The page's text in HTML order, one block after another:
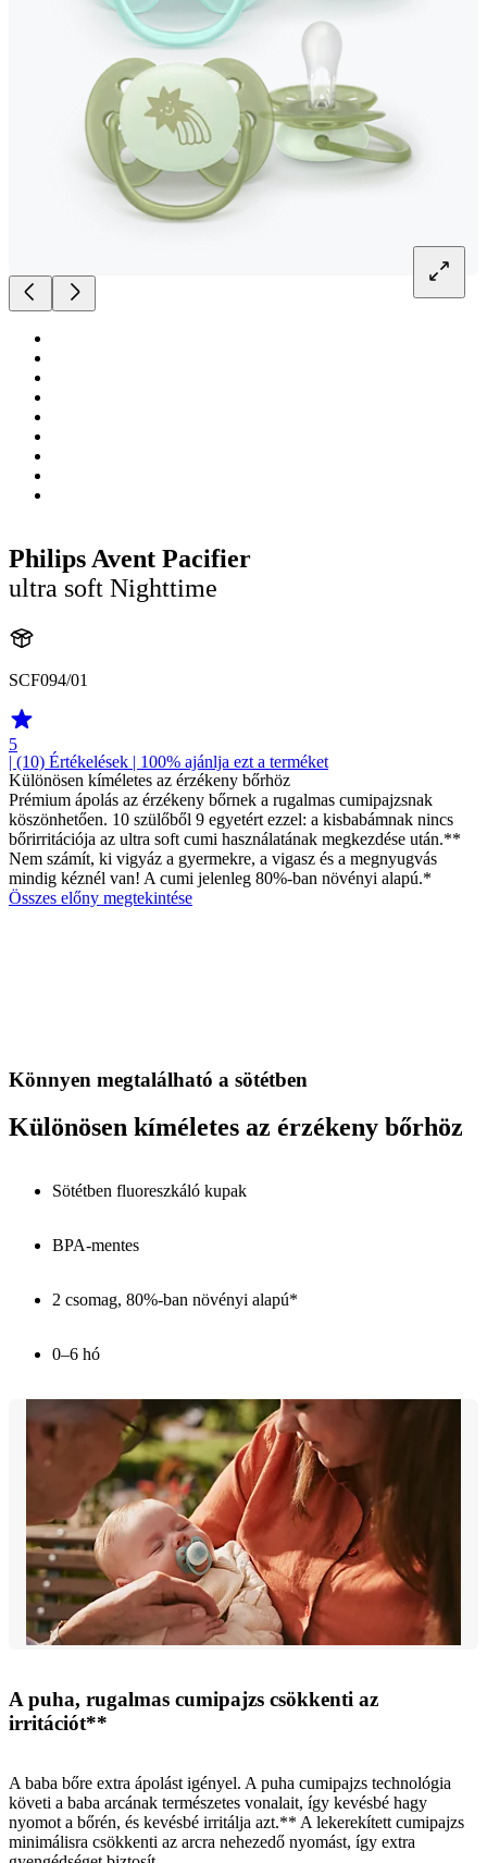
Philips Avent Pacifier
ultra soft Nighttime
SCF094/01
5
| (10) Értékelések | 100% ajánlja ezt a terméket
Különösen kíméletes az érzékeny bőrhöz
Prémium ápolás az érzékeny bőrnek a rugalmas cumipajzsnak
köszönhetően. 10 szülőből 9 egyetért ezzel: a kisbabámnak nincs
bőrirritációja az ultra soft cumi használatának megkezdése után.**
Nem számít, ki vigyáz a gyermekre, a vigasz és a megnyugvás
mindig kéznél van! A cumi jelenleg 80%-ban növényi alapú.*
Összes előny megtekintése
Könnyen megtalálható a sötétben
Különösen kíméletes az érzékeny bőrhöz
Sötétben fluoreszkáló kupak
BPA-mentes
2 csomag, 80%-ban növényi alapú*
0–6 hó
A puha, rugalmas cumipajzs csökkenti az
irritációt**
A baba bőre extra ápolást igényel. A puha cumipajzs technológia
követi a baba arcának természetes vonalait, így kevésbé hagy
nyomot a bőrén, és kevésbé irritálja azt.** A lekerekített cumipajzs
minimálisra csökkenti az arcra nehezedő nyomást, így extra